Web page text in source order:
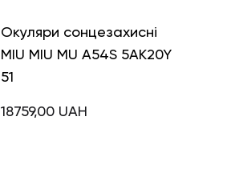
Окуляри сонцезахисні
MIU MIU MU A54S 5AK20Y
51
18759,00 UAH